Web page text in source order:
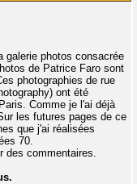
galerie photos consacrée
de Patrice Faro sont
photographies de rue
ont été
Comme je l'ai déjà
les futures pages de ce
que j'ai réalisées
70.
des commentaires.